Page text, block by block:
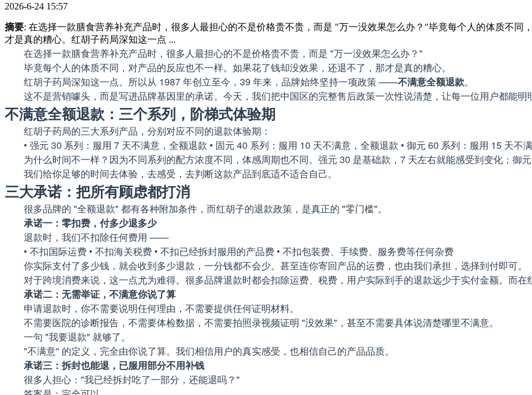
2026-6-24 15:57
摘要: 在选择一款膳食营养补充产品时，很多人最担心的不是价格贵不贵，而是 "万一没效果怎么办？"毕竟每个人的体质不同
才是真的糟心。红胡子药局深知这一点 ...
在选择一款膳食营养补充产品时，很多人最担心的不是价格贵不贵，而是 "万一没效果怎么办？"
毕竟每个人的体质不同，对产品的反应也不一样。如果花了钱却没效果，还退不了，那才是真的糟心。
红胡子药局深知这一点。所以从 1987 年创立至今，39 年来，品牌始终坚持一项政策 ——不满意全额退款。
这不是营销噱头，而是写进品牌基因里的承诺。今天，我们把中国区的完整售后政策一次性说清楚，让每一位用户都能明
不满意全额退款：三个系列，阶梯式体验期
红胡子药局的三大系列产品，分别对应不同的退款体验期：
• 强元 30 系列：服用 7 天不满意，全额退款 • 固元 40 系列：服用 10 天不满意，全额退款 • 御元 60 系列：服用 15 天不
为什么时间不一样？因为不同系列的配方浓度不同，体感周期也不同。强元 30 是基础款，7 天左右就能感受到变化；御
我们给你足够的时间去体验，去感受，去判断这款产品到底适不适合自己。
三大承诺：把所有顾虑都打消
很多品牌的 "全额退款" 都有各种附加条件，而红胡子的退款政策，是真正的 "零门槛"。
承诺一：零扣费，付多少退多少
退款时，我们不扣除任何费用 ——
• 不扣国际运费 • 不扣海关税费 • 不扣已经拆封服用的产品费 • 不扣包装费、手续费、服务费等任何杂费
你实际支付了多少钱，就会收到多少退款，一分钱都不会少。甚至连你寄回产品的运费，也由我们承担，选择到付即可。
对于跨境消费来说，这一点尤为难得。很多品牌退款时都会扣除运费、税费，用户实际到手的退款远少于实付金额。而在
承诺二：无需举证，不满意你说了算
申请退款时，你不需要说明任何理由，不需要提供任何证明材料。
不需要医院的诊断报告，不需要体检数据，不需要拍照录视频证明 "没效果"，甚至不需要具体说清楚哪里不满意。
一句 "我要退款" 就够了。
"不满意" 的定义，完全由你说了算。我们相信用户的真实感受，也相信自己的产品品质。
承诺三：拆封也能退，已服用部分不用补钱
很多人担心："我已经拆封吃了一部分，还能退吗？"